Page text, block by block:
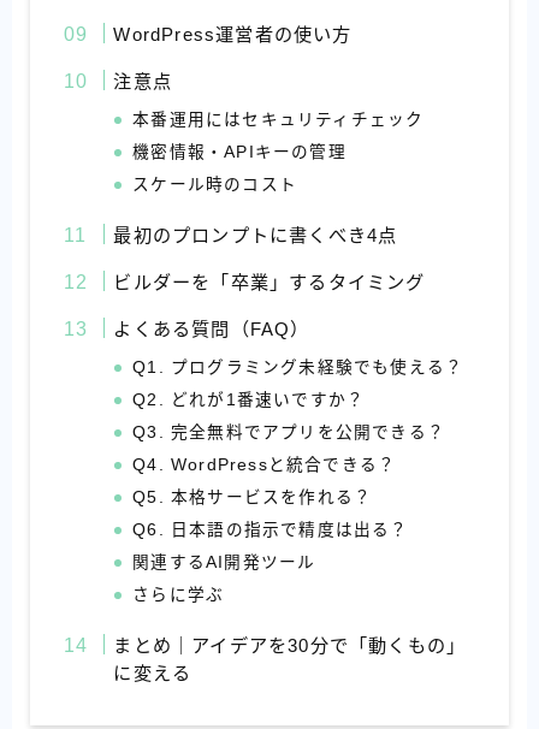
WordPress運営者の使い方
注意点
本番運用にはセキュリティチェック
機密情報・APIキーの管理
スケール時のコスト
最初のプロンプトに書くべき4点
ビルダーを「卒業」するタイミング
よくある質問（FAQ）
Q1. プログラミング未経験でも使える？
Q2. どれが1番速いですか？
Q3. 完全無料でアプリを公開できる？
Q4. WordPressと統合できる？
Q5. 本格サービスを作れる？
Q6. 日本語の指示で精度は出る？
関連するAI開発ツール
さらに学ぶ
まとめ｜アイデアを30分で「動くもの」
に変える